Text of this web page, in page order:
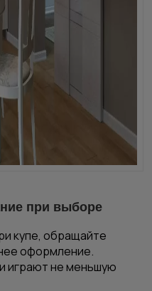
при выборе
купе, обращайте
оформление.
играют не меньшую